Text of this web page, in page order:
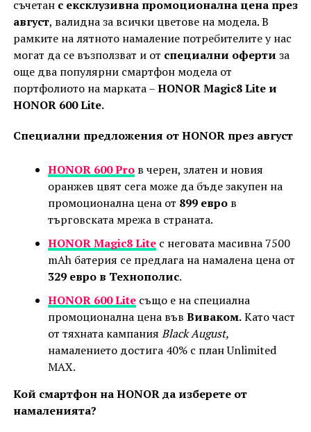
съчетан с ексклузивна промоционална цена през
август, валидна за всички цветове на модела. В
рамките на лятното намаление потребителите у нас
могат да се възползват и от специални оферти за
още два популярни смартфон модела от
портфолиото на марката –HONOR Magic8 Lite и
HONOR 600 Lite.
Специални предложения от HONOR през август
HONOR 600 Proв черен, златен и новия
оранжев цвят сега може да бъде закупен на
промоционална цена от 899 евров
търговската мрежа в страната.
HONOR Magic8 Liteс неговата масивна 7500
mAh батерия се предлага на намалена цена от
329 евро в Технополис.
HONOR 600 Liteсъщо е на специална
промоционална цена във Виваком.Като част
от тяхната кампания Black August,
намалението достига 40% с план Unlimited
MAX.
Кой смартфон на HONOR да изберете от
намаленията?